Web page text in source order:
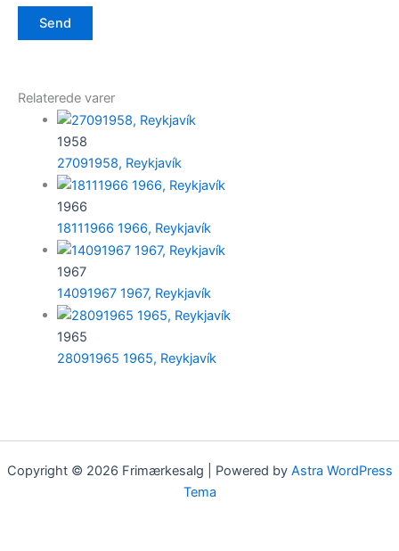
Relaterede varer
1958
27091958, Reykjavík
1966
18111966 1966, Reykjavík
1967
14091967 1967, Reykjavík
1965
28091965 1965, Reykjavík
Copyright © 2026 Frimærkesalg | Powered by Astra WordPress
Tema